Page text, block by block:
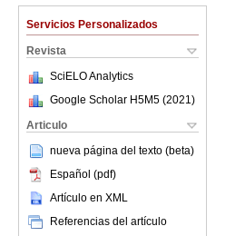
Servicios Personalizados
Revista
SciELO Analytics
Google Scholar H5M5 (2021 )
Articulo
nueva página del texto (beta)
Español (pdf)
Artículo en XML
Referencias del artículo